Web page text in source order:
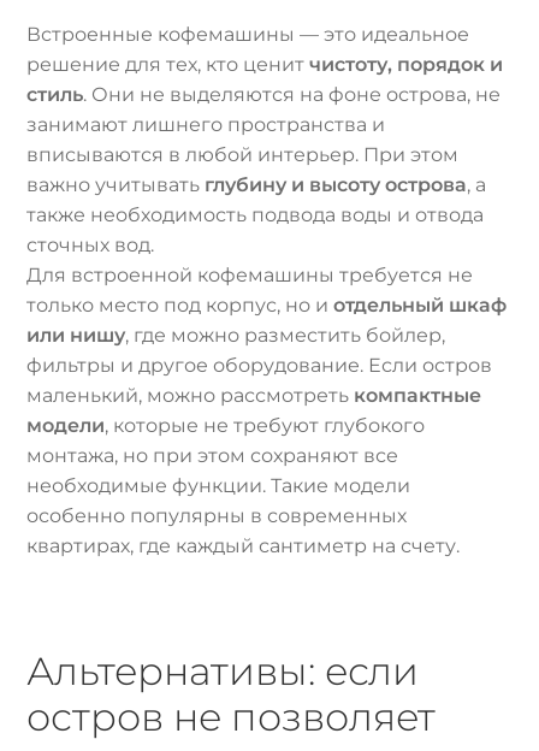
Встроенные кофемашины — это идеальное
решение для тех, кто ценитчистоту, порядок и
стиль. Они не выделяются на фоне острова, не
занимают лишнего пространства и
вписываются в любой интерьер. При этом
важно учитывать глубину и высоту острова, а
также необходимость подвода воды и отвода
сточных вод.
Для встроенной кофемашины требуется не
только место под корпус, но иотдельный шкаф
или нишу, где можно разместить бойлер,
фильтры и другое оборудование. Если остров
маленький, можно рассмотреть компактные
модели, которые не требуют глубокого
монтажа, но при этом сохраняют все
необходимые функции. Такие модели
особенно популярны в современных
квартирах, где каждый сантиметр на счету.
Альтернативы: если
остров не позволяет